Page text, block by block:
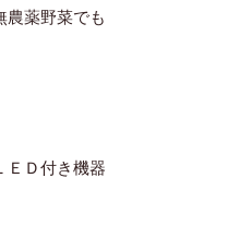
農薬野菜でも
ＥＤ付き機器